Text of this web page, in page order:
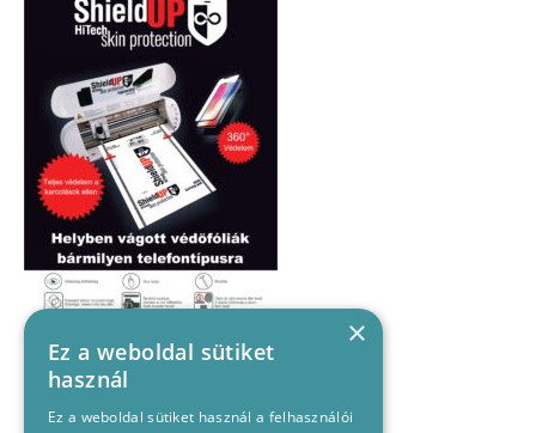
×
Ez a weboldal sütiket
használ
Ez a weboldal sütiket használ a felhasználói